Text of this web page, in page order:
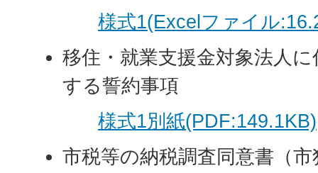
様式1(Excelファイル
移住・就業支援金対象法人
する誓約事項
様式1別紙(PDF:149.1KB)
市税等の納税調査同意書（